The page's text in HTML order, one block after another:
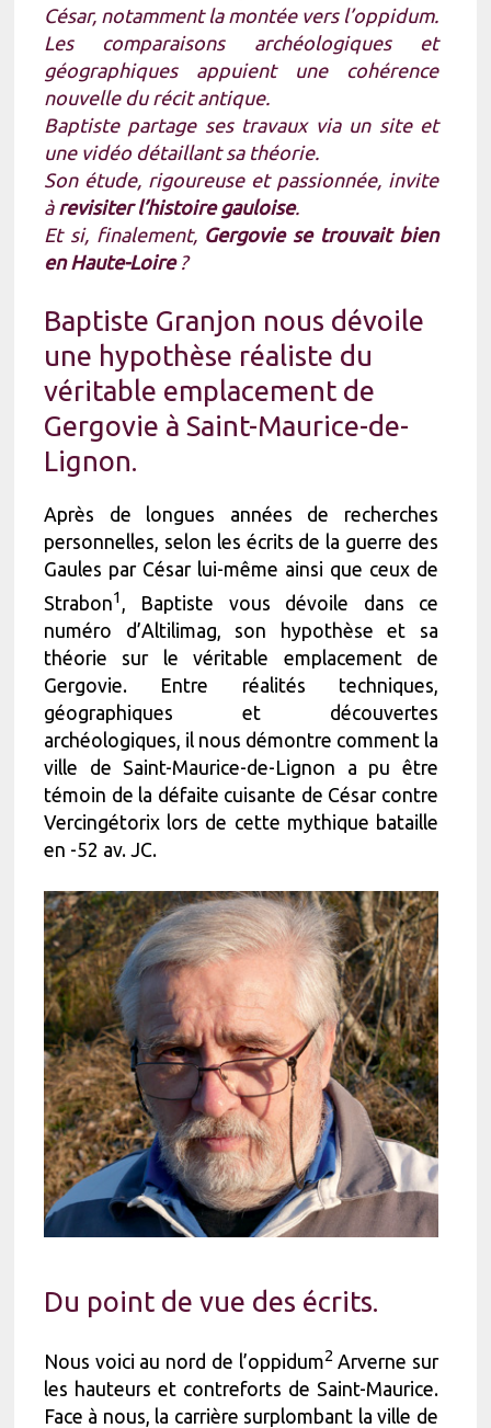
César, notamment la montée vers l’oppidum.
Les comparaisons archéologiques et
géographiques appuient une cohérence
nouvelle du récit antique.
Baptiste partage ses travaux via un site et
une vidéo détaillant sa théorie.
Son étude, rigoureuse et passionnée, invite
à revisiter l’histoire gauloise.
Et si, finalement, Gergovie se trouvait bien
en Haute-Loire?
Baptiste Granjon nous dévoile
une hypothèse réaliste du
véritable emplacement de
Gergovie à Saint-Maurice-de-
Lignon.
Après de longues années de recherches
personnelles, selon les écrits de la guerre des
Gaules par César lui-même ainsi que ceux de
Strabon1
, Baptiste vous dévoile dans ce
numéro d’Altilimag, son hypothèse et sa
théorie sur le véritable emplacement de
Gergovie. Entre réalités techniques,
géographiques et découvertes
archéologiques, il nous démontre comment la
ville de Saint-Maurice-de-Lignon a pu être
témoin de la défaite cuisante de César contre
Vercingétorix lors de cette mythique bataille
en -52 av. JC.
Du point de vue des écrits.
Nous voici au nord de l’oppidum2Arverne sur
les hauteurs et contreforts de Saint-Maurice.
Face à nous, la carrière surplombant la ville de